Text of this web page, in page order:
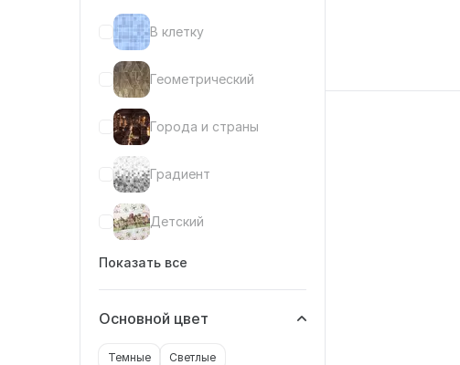
В клетку
Геометрический
Города и страны
Градиент
Детский
Показать все
Основной цвет
Темные Светлые